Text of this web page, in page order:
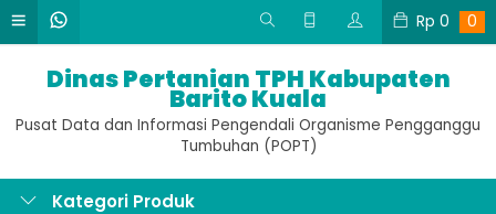
Rp 0 0
Dinas Pertanian TPH Kabupaten
Barito Kuala
Pusat Data dan Informasi Pengendali Organisme Pengganggu
Tumbuhan (POPT)
Kategori Produk